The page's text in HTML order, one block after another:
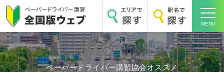
MENU
ペーパードライバー講習協会オススメ